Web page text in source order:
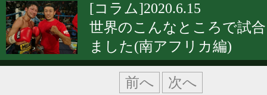
[コラム]2020.6.15
世界のこんなところで試
ました(南アフリカ編)
前へ 次へ